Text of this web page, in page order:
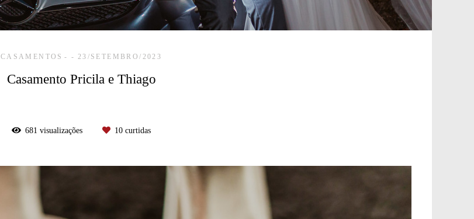
CASAMENTOS 23/SETEMBRO/2023
Casamento Pricila e Thiago
681 visualizações 10 curtidas